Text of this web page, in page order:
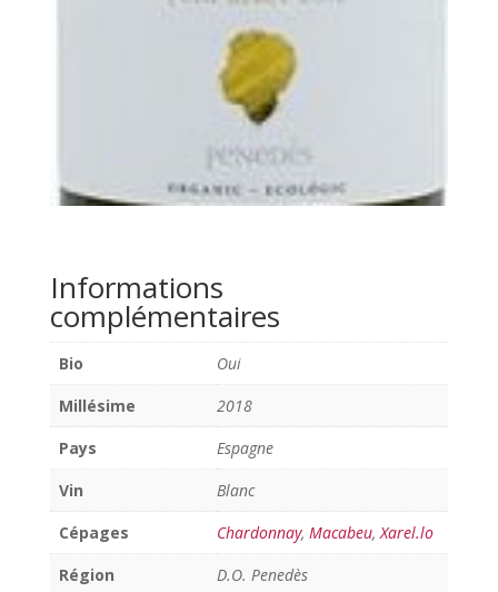
Informations
complémentaires
Bio
Oui
Millésime
2018
Pays
Espagne
Vin
Blanc
Cépages
Chardonnay, Macabeu, Xarel.lo
Région
D.O. Penedès